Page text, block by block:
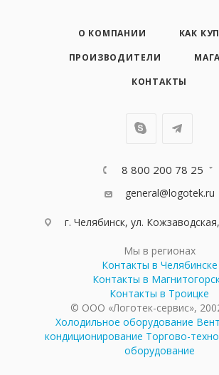
О КОМПАНИИ
КАК
ПРОИЗВОДИТЕЛИ
КОНТАКТЫ
8 800 200 78 25
general@logotek.ru
г. Челябинск, ул.
Мы в регионах
Контакты в Челябинске
Контакты в
Контакты в Троицке
© ООО «Логотек-сервис»,
Холодильное оборудование
кондиционирование Торгово-
оборудование